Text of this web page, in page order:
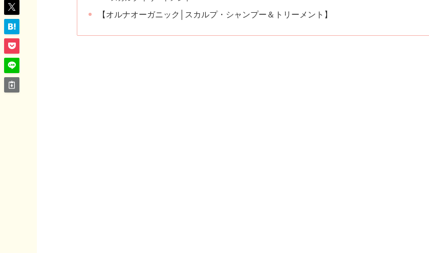
【オルナオーガニック│スカルプ・シャンプー＆トリーメント】